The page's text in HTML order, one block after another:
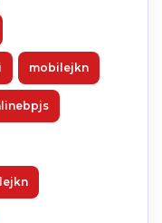
mobilejkn